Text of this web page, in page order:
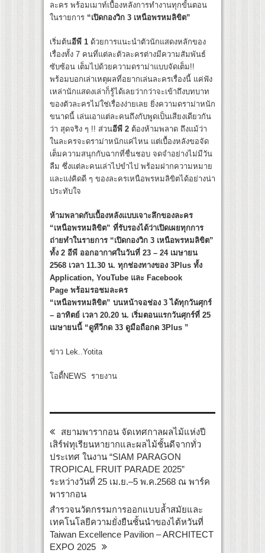
ละคร พร้อมเมาท์เบื้องหลังการทำงานทุกขั้นตอน
ในรายการ “เปิดกองวิก 3 เหนือพรหมลิขิต”
เริ่มต้นอีพี 1 ด้วยการแนะนำตัวนักแสดงหลักของ
เรื่องทั้ง 7 คนที่แต่ละตัวละครต่างมีความสัมพันธ์
ซับซ้อน เต็มไปด้วยความดราม่าแบบจัดเต็ม!!
พร้อมบอกเล่าเหตุผลที่อยากเล่นละครเรื่องนี้ แค่ฟัง
เหล่านักแสดงเล่าก็รู้ได้เลยว่ากว่าจะเข้าถึงบทบาท
ของตัวละครไม่ใช่เรื่องง่ายเลย ยิ่งความดราม่าหนัก
ขนาดนี้ เล่นเอาแต่ละคนถึงกับพูดเป็นเสียงเดียวกัน
ว่า สุดจริง ๆ !! ส่วนอีพี 2 ต้องห้ามพลาด ถึงแม้ว่า
ในละครจะดราม่าหนักแค่ไหน แต่เบื้องหลังขอจัด
เต็มความสนุกกับฉากที่ชื่นชอบ จดจำอย่างไม่มีวัน
ลืม ซึ่งแต่ละคนเล่าไปขำไป พร้อมฝากความหมาย
และแง่คิดดี ๆ ของละครเหนือพรหมลิขิตได้อย่างน่า
ประทับใจ
ห้ามพลาดกับเบื้องหลังแบบเจาะลึกของละคร
“เหนือพรหมลิขิต” ที่รับรองได้ว่าเปิดเผยทุกการ
ถ่ายทำในรายการ “เปิดกองวิก 3 เหนือพรหมลิขิต”
ทั้ง 2 อีพี ออกอากาศในวันที่ 23 – 24 เมษายน
2568 เวลา 11.30 น. ทุกช่องทางของ 3Plus ทั้ง
Application, YouTube และ Facebook
Page พร้อมรอชมละคร
“เหนือพรหมลิขิต” บนหน้าจอช่อง 3 ได้ทุกวันศุกร์
– อาทิตย์ เวลา 20.20 น. เริ่มตอนแรกวันศุกร์ที่ 25
เมษายนนี้ “ดูทีวีกด 33 ดูมือถือกด 3Plus ”
ข่าว Lek..Yotita
โอดี้NEWS รายงาน
สยามพารากอน จัดเทศกาลผลไม้แห่งปี
เสิร์ฟทุเรียนหายากและผลไม้ชั้นดีจากทั่ว
ประเทศ ในงาน “SIAM PARAGON
TROPICAL FRUIT PARADE 2025”
ระหว่างวันที่ 25 เม.ย.–5 พ.ค.2568 ณ พาร์ค
พารากอน
สำรวจนวัตกรรมการออกแบบล้ำสมัยและ
เทคโนโลยีความยั่งยืนชั้นนำของไต้หวันที่
Taiwan Excellence Pavilion – ARCHITECT
EXPO 2025